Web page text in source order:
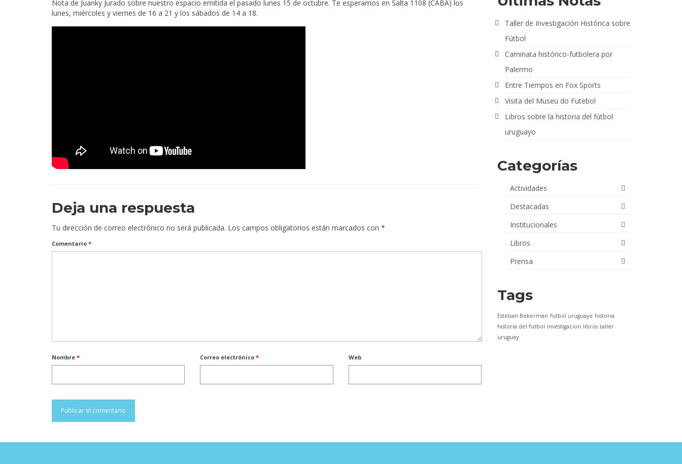
Nota de Juanky Jurado sobre nuestro espacio emitida el pasado lunes 15 de octubre. Te esperamos en Salta 1108 (CABA) los
lunes, miércoles y viernes de 16 a 21 y los sábados de 14 a 18.
Deja una respuesta
Tu dirección de correo electrónico no será publicada. Los campos obligatorios están marcados con *
Comentario *
Nombre * Correo electrónico* Web
Taller de Investigación Histórica sobre
Fútbol
Caminata histórico-futbolera por
Palermo
Entre Tiempos en Fox Sports
Visita del Museu do Futebol
Libros sobre la historia del fútbol
uruguayo
Categorías
Actividades
Destacadas
Institucionales
Libros
Prensa
Tags
Esteban Bekerman futbol uruguayo historia
historia del futbol investigacion libros taller
uruguay